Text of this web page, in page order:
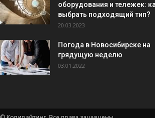
оборудования и тележек:
выбрать подходящий тип?
20.03.2023
Погода в Новосибирске на
грядущую неделю
03.01.2022